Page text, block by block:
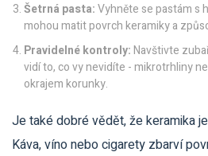
Šetrná pasta:Vyhněte se pastám s
mohou matit povrch keramiky a
Pravidelné kontroly:Navštivte
vidí to, co vy nevidíte - mikrotrhliny
okrajem korunky.
Je také dobré vědět, že keramika
Káva, víno nebo cigarety zbarví